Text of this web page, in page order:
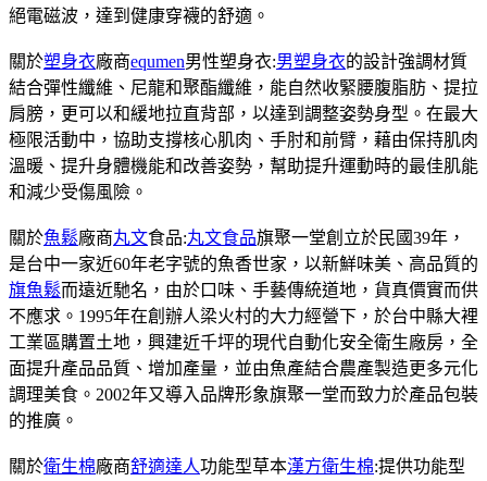
絕電磁波，達到健康穿襪的舒適。
關於塑身衣廠商equmen男性塑身衣:男塑身衣的設計強調材質
結合彈性纖維、尼龍和聚酯纖維，能自然收緊腰腹脂肪、提拉
肩膀，更可以和緩地拉直背部，以達到調整姿勢身型。在最大
極限活動中，協助支撐核心肌肉、手肘和前臂，藉由保持肌肉
溫暖、提升身體機能和改善姿勢，幫助提升運動時的最佳肌能
和減少受傷風險。
關於魚鬆廠商丸文食品:丸文食品旗聚一堂創立於民國39年，
是台中一家近60年老字號的魚香世家，以新鮮味美、高品質的
旗魚鬆而遠近馳名，由於口味、手藝傳統道地，貨真價實而供
不應求。1995年在創辦人梁火村的大力經營下，於台中縣大裡
工業區購置土地，興建近千坪的現代自動化安全衛生廠房，全
面提升產品品質、增加產量，並由魚產結合農產製造更多元化
調理美食。2002年又導入品牌形象旗聚一堂而致力於產品包裝
的推廣。
關於衛生棉廠商舒適達人功能型草本漢方衛生棉:提供功能型